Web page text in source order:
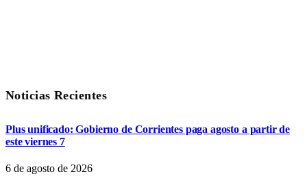
Noticias Recientes
Plus unificado: Gobierno de Corrientes paga agosto a partir de
este viernes 7
6 de agosto de 2026